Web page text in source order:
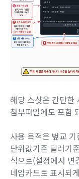
해당 스샷은 간단한
첨부파일에도 포함
사용 목적은 벞교
단위값기준 딜러기
식으로(설정에서 변
네임카드로 표시되